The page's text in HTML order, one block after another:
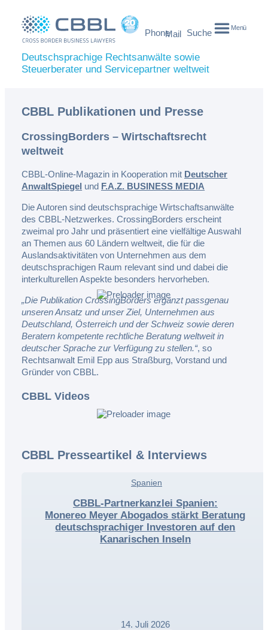
PhoneMail Suche
Menü
Deutschsprachige Rechtsanwälte sowie
Steuerberater und Servicepartner weltweit
CBBL Publikationen und Presse
CrossingBorders – Wirtschaftsrecht
weltweit
CBBL-Online-Magazin in Kooperation mit Deutscher
AnwaltSpiegel und F.A.Z. BUSINESS MEDIA
Die Autoren sind deutschsprachige Wirtschaftsanwälte
des CBBL-Netzwerkes. CrossingBorders erscheint
zweimal pro Jahr und präsentiert eine vielfältige Auswahl
an Themen aus 60 Ländern weltweit, die für die
Auslandsaktivitäten von Unternehmen aus dem
deutschsprachigen Raum relevant sind und dabei die
interkulturellen Aspekte besonders hervorheben.
„Die Publikation CrossingBorders ergänzt passgenau
unseren Ansatz und unser Ziel, Unternehmen aus
Deutschland, Österreich und der Schweiz sowie deren
Beratern kompetente rechtliche Beratung weltweit in
deutscher Sprache zur Verfügung zu stellen.“, so
Rechtsanwalt Emil Epp aus Straßburg, Vorstand und
Gründer von CBBL.
CBBL Videos
CBBL Presseartikel & Interviews
CBBL-Partnerkanzlei Spanien:
Monereo Meyer Abogados stärkt Beratung
deutschsprachiger Investoren auf den
Kanarischen Inseln
Spanien
14. Juli 2026